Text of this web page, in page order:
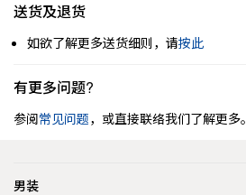
送货及退货
如欲了解更多送货细则，请按此
有更多问题?
参阅常见问题，或直接联络我们了解更多。
男装